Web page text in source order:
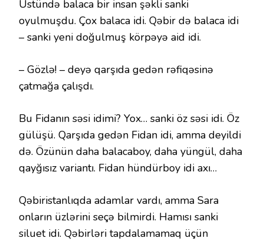
Üstündə balaca bir insan şəkli sanki
oyulmuşdu. Çox balaca idi. Qəbir də balaca idi
– sanki yeni doğulmuş körpəyə aid idi.
– Gözlə! – deyə qarşıda gedən rəfiqəsinə
çatmağa çalışdı.
Bu Fidanın səsi idimi? Yox… sanki öz səsi idi. Öz
gülüşü. Qarşıda gedən Fidan idi, amma deyildi
də. Özünün daha balacaboy, daha yüngül, daha
qayğısız variantı. Fidan hündürboy idi axı…
Qəbiristanlıqda adamlar vardı, amma Sara
onların üzlərini seçə bilmirdi. Hamısı sanki
siluet idi. Qəbirləri tapdalamamaq üçün